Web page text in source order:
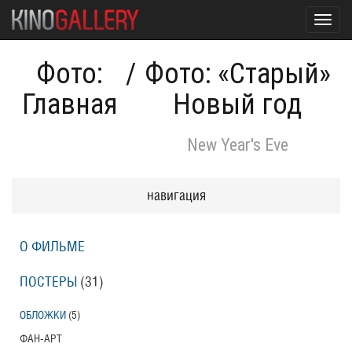
Фото:
Главная
/ Фото: «Старый»
Новый год
New Year's Eve
навигация
О ФИЛЬМЕ
ПОСТЕРЫ (31)
ОБЛОЖКИ (5)
ФАН-АРТ